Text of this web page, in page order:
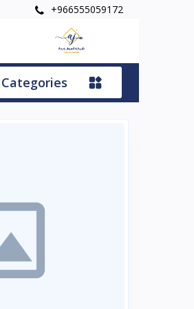
+966555059172
Categories